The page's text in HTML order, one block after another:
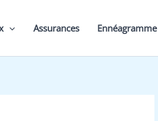
Assurances Ennéagramme